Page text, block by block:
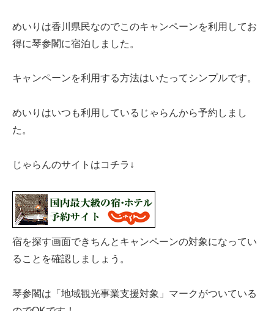
めいりは香川県民なのでこのキャンペーンを利用してお
得に琴参閣に宿泊しました。
キャンペーンを利用する方法はいたってシンプルです。
めいりはいつも利用しているじゃらんから予約しまし
た。
じゃらんのサイトはコチラ↓
宿を探す画面できちんとキャンペーンの対象になってい
ることを確認しましょう。
琴参閣は「地域観光事業支援対象」マークがついている